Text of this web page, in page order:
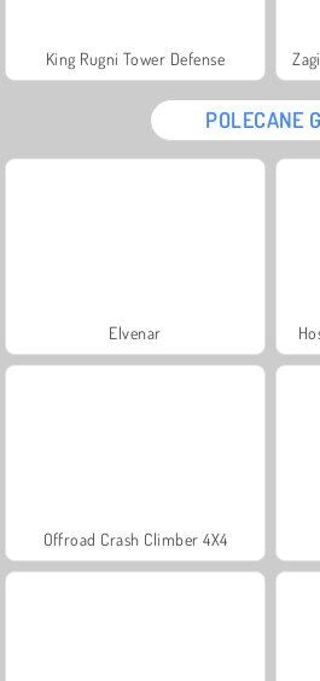
King Rugni Tower Defense
POLECANE
Elvenar
Offroad Crash Climber 4X4